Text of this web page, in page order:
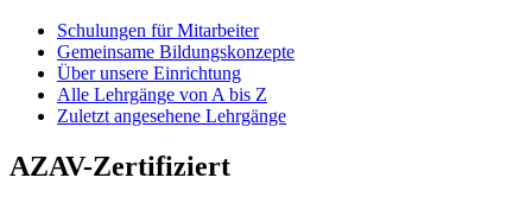
Schulungen für Mitarbeiter
Gemeinsame Bildungskonzepte
Über unsere Einrichtung
Alle Lehrgänge von A bis Z
Zuletzt angesehene Lehrgänge
AZAV-Zertifiziert